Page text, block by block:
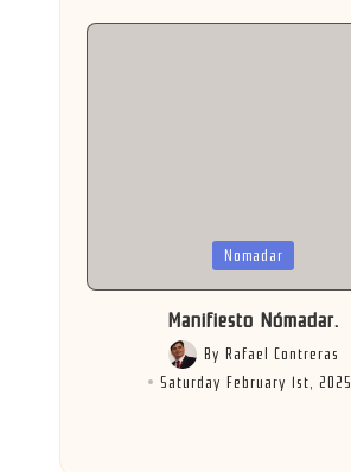
Nomadar
Manifiesto Nómadar.
Posted
by
By Rafael Contreras
Saturday February 1st, 2025